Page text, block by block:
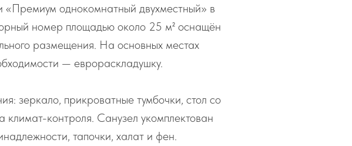
«Премиум однокомнатный двухместный» в
номер площадью около 25 м² оснащён
размещения. На основных местах
— еврораскладушку.
зеркало, прикроватные тумбочки, стол со
климат-контроля. Санузел укомплектован
тапочки, халат и фен.